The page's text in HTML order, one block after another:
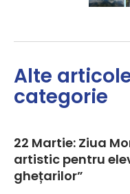
Alte
categorie
22 Martie: Ziua
artistic pentru
ghețarilor”